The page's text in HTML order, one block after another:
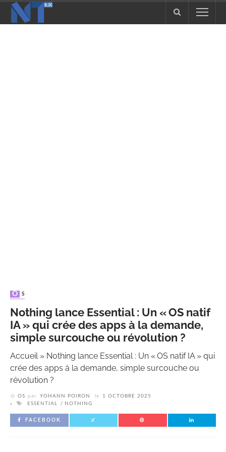
OS
Nothing lance Essential : Un « OS natif
IA » qui crée des apps à la demande,
simple surcouche ou révolution ?
Accueil» Nothing lance Essential : Un « OS natif IA » qui
crée des apps à la demande, simple surcouche ou
révolution ?
OS par YOHANN POIRON le
1 OCTOBRE 2025
ESSENTIAL
NOTHING
FACEBOOK